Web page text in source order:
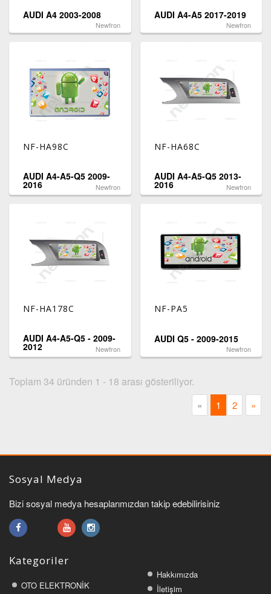
AUDI A4 2003-2008
Newfron
AUDI A4-A5 2017-2019
Newfron
NF-HA98C
AUDI A4-A5-Q5 2009-
2016 Newfron
NF-HA68C
AUDI A4-A5-Q5 2013-
2016 Newfron
NF-HA178C
AUDI A4-A5-Q5 - 2009-
2012 Newfron
NF-PA5
AUDI Q5 - 2009-2015
Newfron
Toplam 34 üründen 1 - 18 arası gösteriliyor.
« 1 2 »
Sosyal Medya
Bizi sosyal medya hesaplarımızdan takip edebilirisiniz
Kategoriler
OTO ELEKTRONİK
Hakkımızda
İletişim